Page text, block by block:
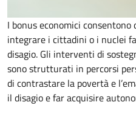
I bonus economici
integrare i cittadini o i nuclei
disagio. Gli interventi di
sono strutturati in percorsi
di contrastare la povertà e
il disagio e far acquisire